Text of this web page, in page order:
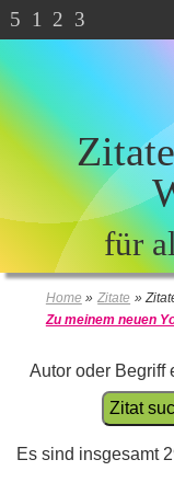
5 1 2 3
für
Home » Zitate »
Zu meinem neuen
Autor oder Begriff
Es sind insgesamt